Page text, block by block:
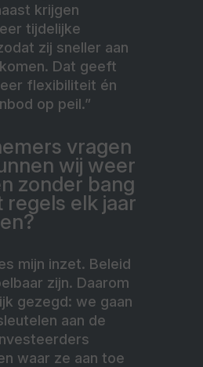
krijgen
tijdelijke
zij sneller aan
Dat geeft
flexibiliteit én
op peil.”
vragen
wij weer
zonder bang
regels elk jaar
mijn inzet. Beleid
zijn. Daarom
gezegd: we gaan
aan de
waar ze aan toe